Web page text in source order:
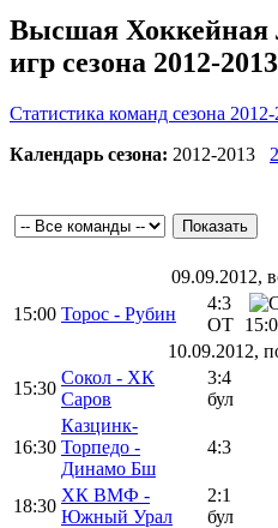
Высшая Хоккейная
игр сезона 2012-2013
Статистика команд сезона
Календарь сезона: 2012-2013
09.09.2012,
15:00 Торос - Рубин
4:3
ОТ
10.09.2012,
15:30
Сокол - ХК
Саров
3:4
бул
16:30
Казцинк-
Торпедо -
Динамо Бш
4:3
18:30
ХК ВМФ -
Южный Урал
2:1
бул